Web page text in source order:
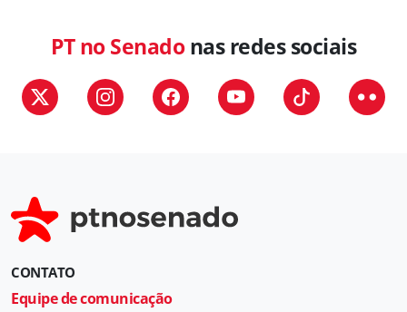
PT no Senadonas redes sociais
CONTATO
Equipe de comunicação